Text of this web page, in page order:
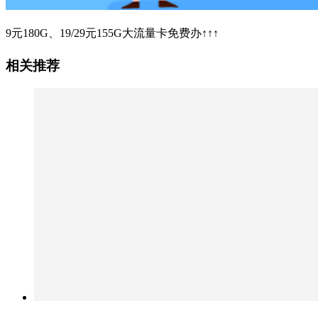
9元180G、19/29元155G大流量卡免费办↑↑↑
相关推荐